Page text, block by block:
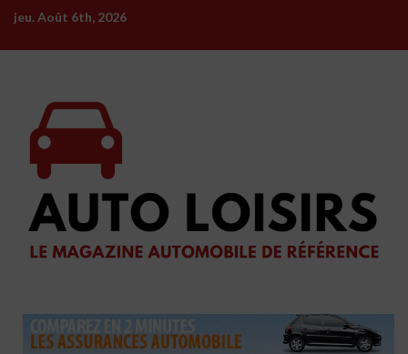
Skip
content
jeu. Août 6th, 2026